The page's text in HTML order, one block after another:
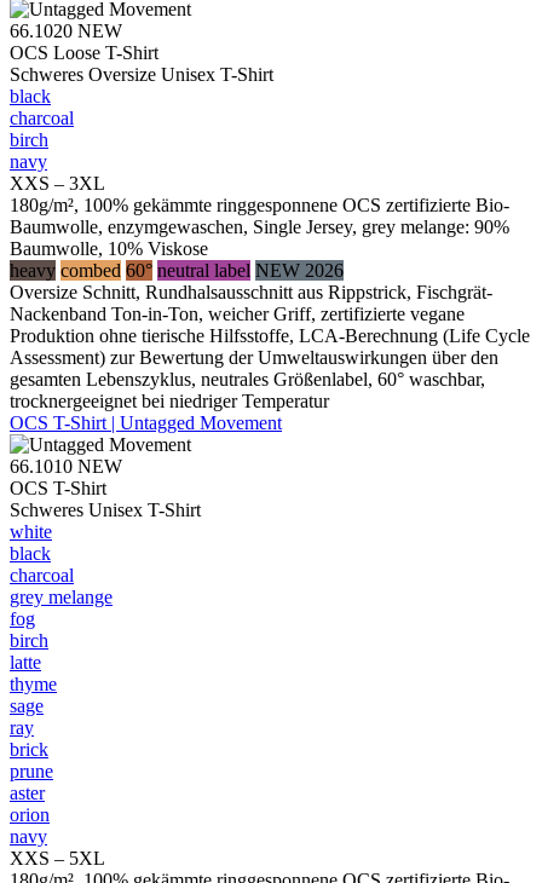
66.1020 NEW
OCS Loose T-Shirt
Schweres Oversize Unisex T-Shirt
black
charcoal
birch
navy
XXS – 3XL
180g/m², 100% gekämmte ringgesponnene OCS zertifizierte Bio-
Baumwolle, enzymgewaschen, Single Jersey, grey melange: 90%
Baumwolle, 10% Viskose
heavy combed 60° neutral label NEW 2026
Oversize Schnitt, Rundhalsausschnitt aus Rippstrick, Fischgrät-
Nackenband Ton-in-Ton, weicher Griff, zertifizierte vegane
Produktion ohne tierische Hilfsstoffe, LCA-Berechnung (Life Cycle
Assessment) zur Bewertung der Umweltauswirkungen über den
gesamten Lebenszyklus, neutrales Größenlabel, 60° waschbar,
trocknergeeignet bei niedriger Temperatur
OCS T-Shirt | Untagged Movement
66.1010 NEW
OCS T-Shirt
Schweres Unisex T-Shirt
white
black
charcoal
grey melange
fog
birch
latte
thyme
sage
ray
brick
prune
aster
orion
navy
XXS – 5XL